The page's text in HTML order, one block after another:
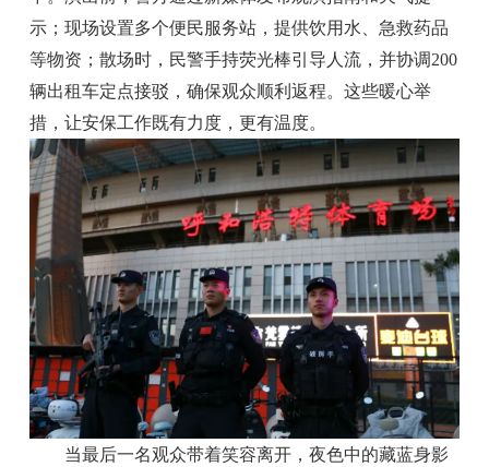
示；现场设置多个便民服务站，提供饮用水、急救药品
等物资；散场时，民警手持荧光棒引导人流，并协调200
辆出租车定点接驳，确保观众顺利返程。这些暖心举
措，让安保工作既有力度，更有温度。
当最后一名观众带着笑容离开，夜色中的藏蓝身影